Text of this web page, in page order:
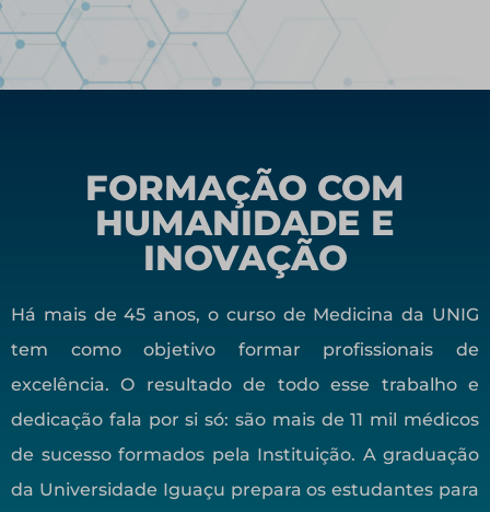
FORMAÇÃO COM
HUMANIDADE E
INOVAÇÃO
Há mais de 45 anos, o curso de Medicina da UNIG
tem como objetivo formar profissionais de
excelência. O resultado de todo esse trabalho e
dedicação fala por si só: são mais de 11 mil médicos
de sucesso formados pela Instituição. A graduação
da Universidade Iguaçu prepara os estudantes para